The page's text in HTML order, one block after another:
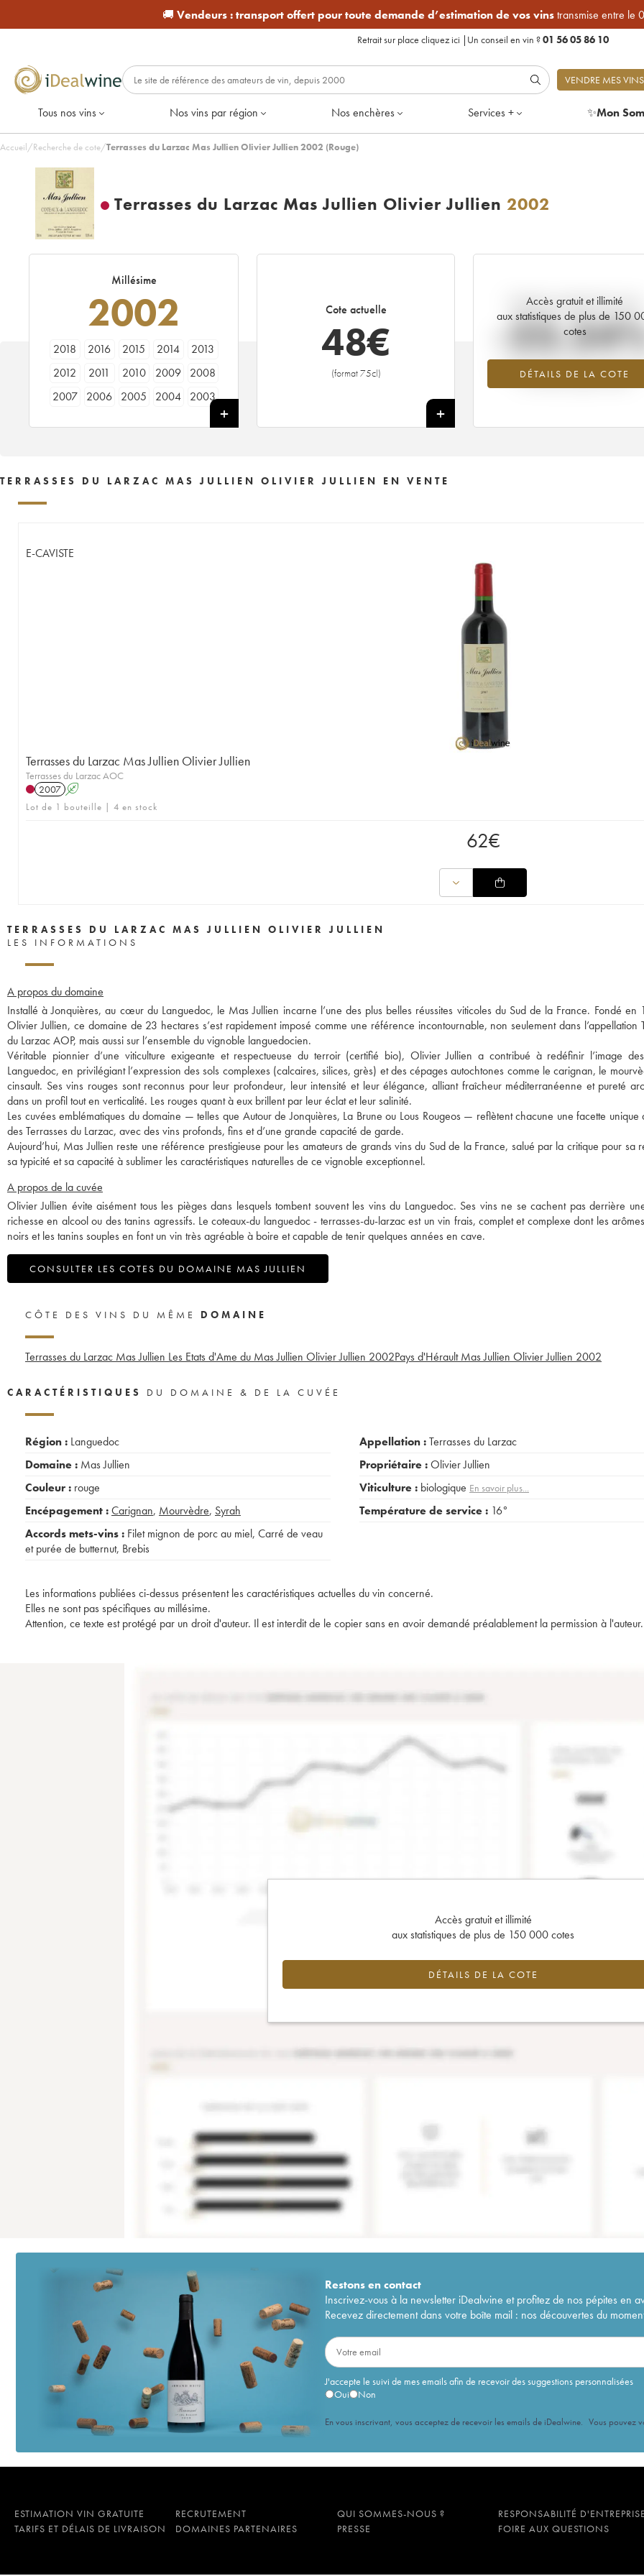
🚚 Vendeurs :transport offert pour toute demande d’estimation de vos vinstransmise entre le
Retrait sur place cliquez ici | Un conseil en vin ?01 56 05 86 10
VENDRE MES VINS
Tous nos vins Nos vins par région Nos enchères Services + ✨Mon
Accueil/Recherche de cote/Terrasses du Larzac Mas Jullien Olivier Jullien 2002 (Rouge)
Terrasses du Larzac Mas Jullien Olivier Jullien 2002
Millésime
2002
2018 2016 2015 2014
2013
2012
2011 2010 2009
2008
2007
2006 2005 2004
2003
Cote actuelle
48€
(format 75cl)
+
Accès gratuit et illimité
aux statistiques de plus de 150
cotes
DÉTAILS DE LA COTE
Tendance actuelle de la cote
-
Tendance à la baisse du millésime
en 2026 par rapport à 2025
TERRASSES DU LARZAC MAS JULLIEN OLIVIER JULLIEN EN VENTE
E-CAVISTE
Terrasses du Larzac Mas Jullien Olivier Jullien
Terrasses du Larzac AOC
2007 A
Lot de 1 bouteille | 4 en stock
62€
TERRASSES DU LARZAC MAS JULLIEN OLIVIER JULLIEN
LES INFORMATIONS
A propos du domaine
Installé à Jonquières, au cœur du Languedoc, le Mas Jullien incarne l’une des plus belles réussites viticoles du Sud de la France. Fondé en
Olivier Jullien, ce domaine de 23 hectares s’est rapidement imposé comme une référence incontournable, non seulement dans l’appellation
du Larzac AOP, mais aussi sur l’ensemble du vignoble languedocien.
Véritable pionnier d’une viticulture exigeante et respectueuse du terroir (certifié bio), Olivier Jullien a contribué à redéfinir l’image
Languedoc, en privilégiant l’expression des sols complexes (calcaires, silices, grès) et des cépages autochtones comme le carignan, le
cinsault. Ses vins rouges sont reconnus pour leur profondeur, leur intensité et leur élégance, alliant fraîcheur méditerranéenne et pureté
dans un profil tout en verticalité. Les rouges quant à eux brillent par leur éclat et leur salinité.
Les cuvées emblématiques du domaine — telles que Autour de Jonquières, La Brune ou Lous Rougeos — reflètent chacune une facette unique
des Terrasses du Larzac, avec des vins profonds, fins et d’une grande capacité de garde.
Aujourd’hui, Mas Jullien reste une référence prestigieuse pour les amateurs de grands vins du Sud de la France, salué par la critique pour sa
sa typicité et sa capacité à sublimer les caractéristiques naturelles de ce vignoble exceptionnel.
A propos de la cuvée
Olivier Jullien évite aisément tous les pièges dans lesquels tombent souvent les vins du Languedoc. Ses vins ne se cachent pas derrière
richesse en alcool ou des tanins agressifs. Le coteaux-du languedoc - terrasses-du-larzac est un vin frais, complet et complexe dont les
noirs et les tanins souples en font un vin très agréable à boire et capable de tenir quelques années en cave.
CONSULTER LES COTES DU DOMAINE MAS JULLIEN
CÔTE DES VINS DU MÊME DOMAINE
Terrasses du Larzac Mas Jullien Les Etats d'Ame du Mas Jullien Olivier Jullien 2002Pays d'Hérault Mas Jullien Olivier Jullien 2002
CARACTÉRISTIQUES DU DOMAINE & DE LA CUVÉE
Région : Languedoc
Domaine : Mas Jullien
Couleur : rouge
Encépagement :Carignan, Mourvèdre, Syrah
Accords mets-vins : Filet mignon de porc au miel, Carré de veau
et purée de butternut, Brebis
Appellation :Terrasses du Larzac
Propriétaire :Olivier Jullien
Viticulture : biologique En savoir plus...
Température de service : 16°
Les informations publiées ci-dessus présentent les caractéristiques actuelles du vin concerné.
Elles ne sont pas spécifiques au millésime.
Attention, ce texte est protégé par un droit d'auteur. Il est interdit de le copier sans en avoir demandé préalablement la permission à l'auteur.
Accès gratuit et illimité
aux statistiques de plus de 150 000 cotes
DÉTAILS DE LA COTE
Restons encontact
Inscrivez-vous à la newsletter iDealwine et profitez de nos pépites en
Recevez directement dans votre boîte mail : nos découvertes du
J'accepte le suivi de mes emails afin de recevoir des suggestions personnalisées
Oui
Non
En vous inscrivant, vous acceptez de recevoir les emails de iDealwine. Vous pouvez
ESTIMATION VIN GRATUITE RECRUTEMENT QUI SOMMES-NOUS ?
RESPONSABILITÉ
TARIFS ET DÉLAIS DE LIVRAISON
DOMAINES PARTENAIRES PRESSE FOIRE AUX QUESTIONS